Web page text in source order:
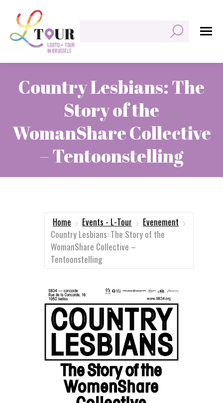
Country Lesbians: The
Story of the
WomanShare Collective
– Tentoonstelling
Home Events - L-Tour
Evenement
Country Lesbians: The Story of the
WomanShare Collective –
Tentoonstelling